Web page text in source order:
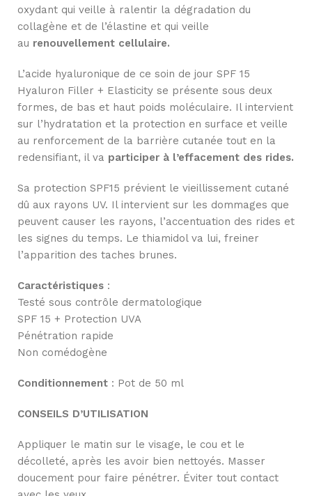
oxydant qui veille à ralentir la dégradation du
collagène et de l’élastine et qui veille
au renouvellement cellulaire.
L’acide hyaluronique de ce soin de jour SPF 15
Hyaluron Filler + Elasticity se présente sous deux
formes, de bas et haut poids moléculaire. Il intervient
sur l’hydratation et la protection en surface et veille
au renforcement de la barrière cutanée tout en la
redensifiant, il va participer à l’effacement des rides.
Sa protection SPF15 prévient le vieillissement cutané
dû aux rayons UV. Il intervient sur les dommages que
peuvent causer les rayons, l’accentuation des rides et
les signes du temps. Le thiamidol va lui, freiner
l’apparition des taches brunes.
Caractéristiques :
Testé sous contrôle dermatologique
SPF 15 + Protection UVA
Pénétration rapide
Non comédogène
Conditionnement : Pot de 50 ml
CONSEILS D’UTILISATION
Appliquer le matin sur le visage, le cou et le
décolleté, après les avoir bien nettoyés. Masser
doucement pour faire pénétrer. Éviter tout contact